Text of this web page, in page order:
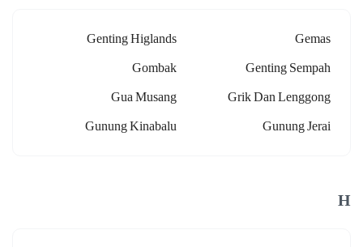
Gemas
Genting Higlands
Genting Sempah
Gombak
Grik Dan Lenggong
Gua Musang
Gunung Jerai
Gunung Kinabalu
H